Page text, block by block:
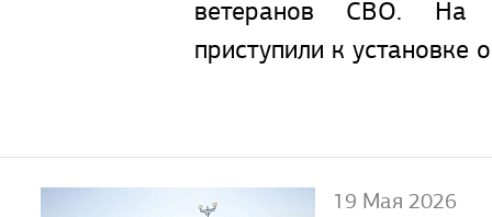
ветеранов СВО. На
приступили к установке
19 Мая 2026